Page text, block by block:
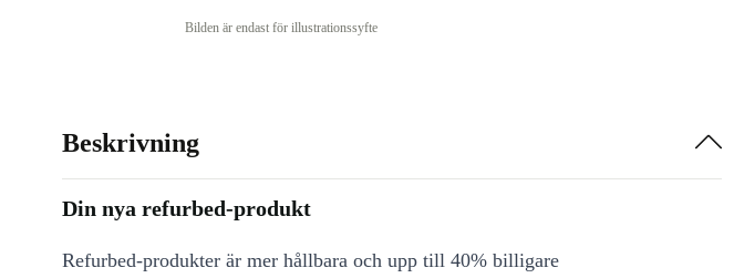
Bilden är endast för illustrationssyfte
Beskrivning
Din nya refurbed-produkt
Refurbed-produkter är mer hållbara och upp till 40% billigare